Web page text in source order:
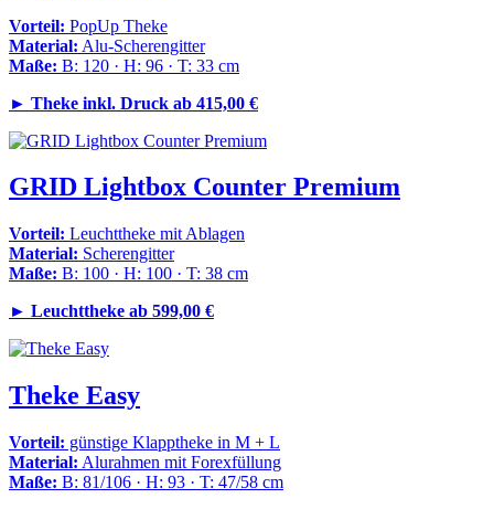
Vorteil: PopUp Theke
Material: Alu-Scherengitter
Maße: B: 120 · H: 96 · T: 33 cm
► Theke inkl. Druck ab 415,00 €
GRID Lightbox Counter Premium
Vorteil: Leuchttheke mit Ablagen
Material: Scherengitter
Maße: B: 100 · H: 100 · T: 38 cm
► Leuchttheke ab 599,00 €
Theke Easy
Vorteil: günstige Klapptheke in M + L
Material: Alurahmen mit Forexfüllung
Maße: B: 81/106 · H: 93 · T: 47/58 cm